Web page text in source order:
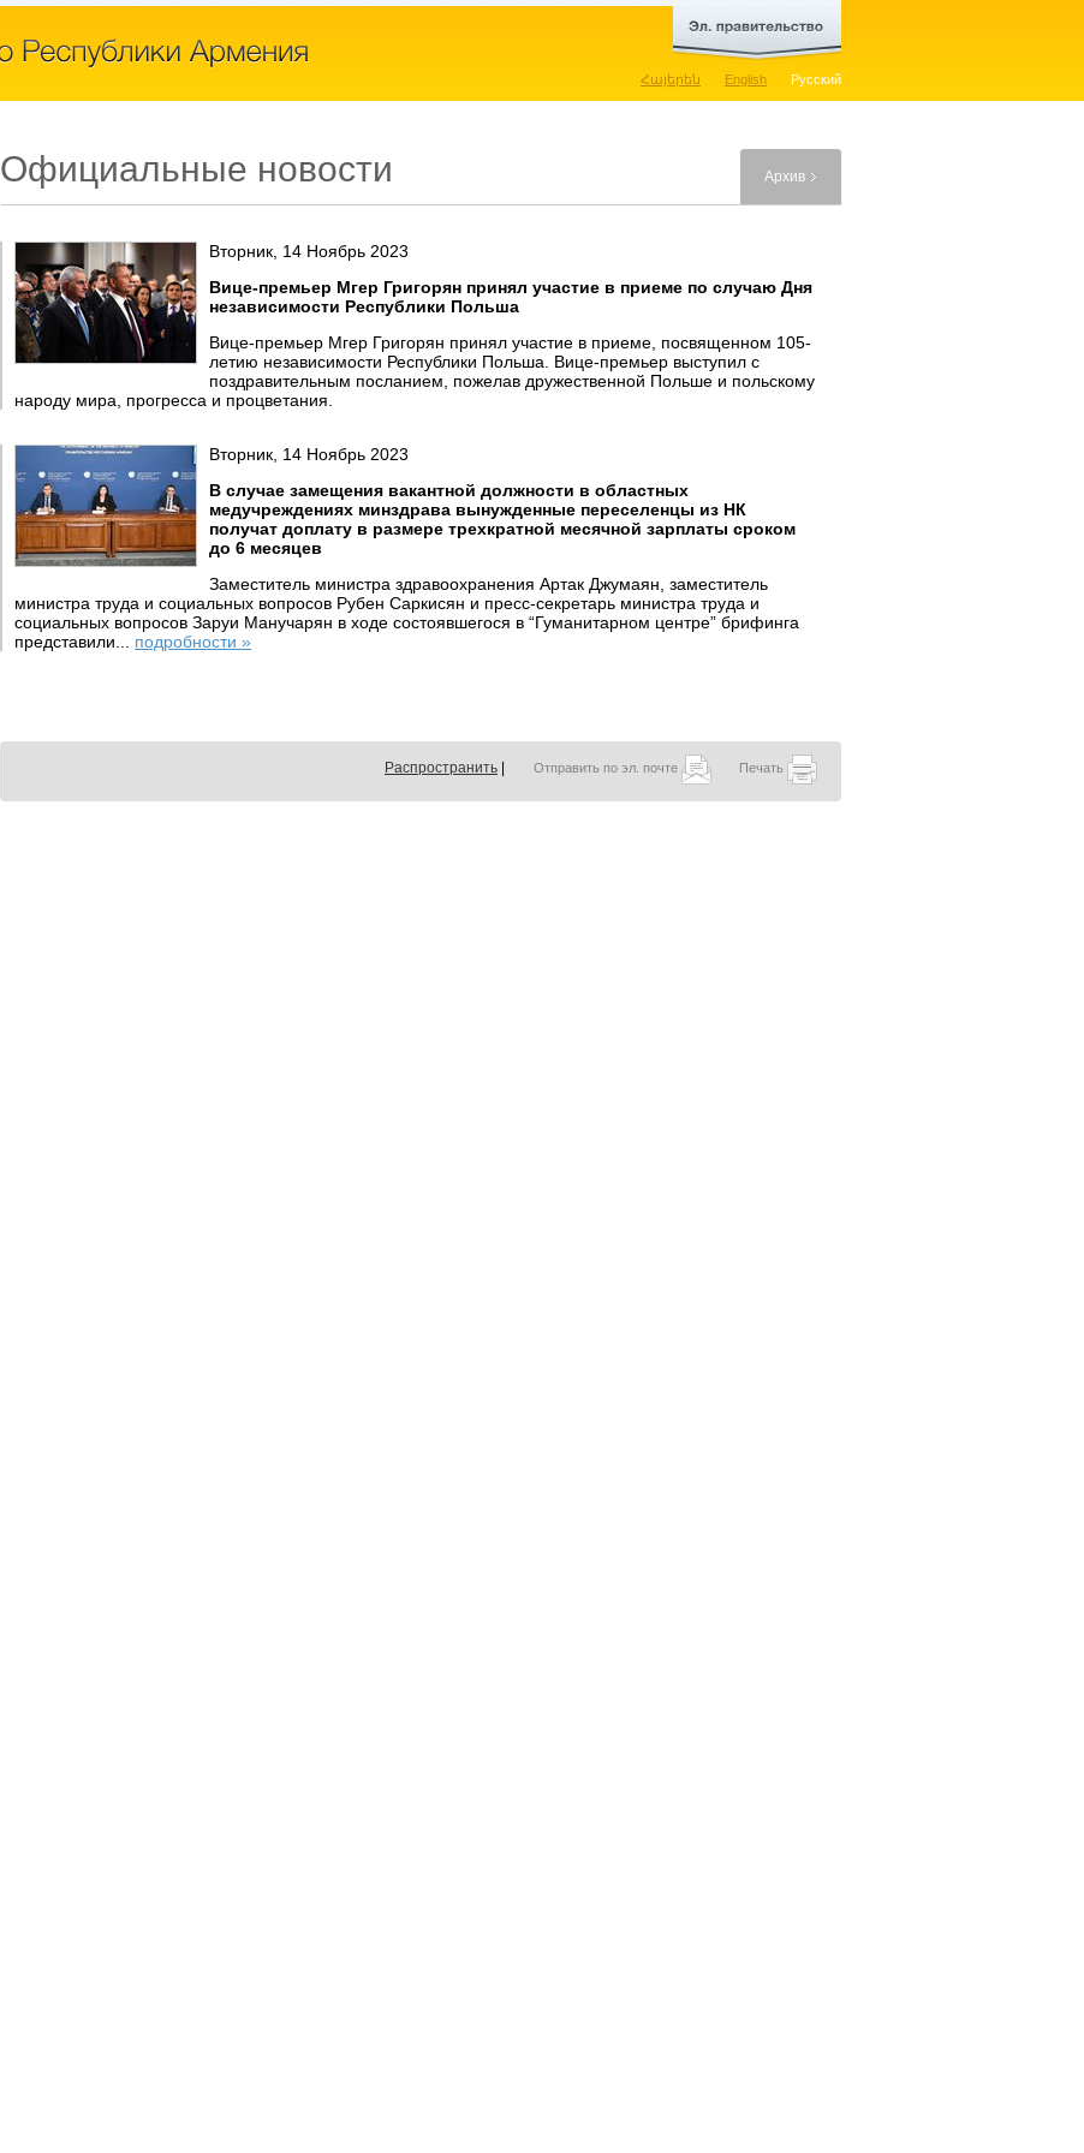
Հայերեն English Русский
Официальные новости Архив
Вторник, 14 Ноябрь 2023
Вице-премьер Мгер Григорян принял участие в приеме по случаю Дня
независимости Республики Польша
Вице-премьер Мгер Григорян принял участие в приеме, посвященном 105-
летию независимости Республики Польша. Вице-премьер выступил с
поздравительным посланием, пожелав дружественной Польше и польскому
народу мира, прогресса и процветания.
Вторник, 14 Ноябрь 2023
В случае замещения вакантной должности в областных
медучреждениях минздрава вынужденные переселенцы из НК
получат доплату в размере трехкратной месячной зарплаты сроком
до 6 месяцев
Заместитель министра здравоохранения Артак Джумаян, заместитель
министра труда и социальных вопросов Рубен Саркисян и пресс-секретарь министра труда и
социальных вопросов Заруи Манучарян в ходе состоявшегося в “Гуманитарном центре” брифинга
представили... подробности »
Распространить Отправить по эл. почте Печать